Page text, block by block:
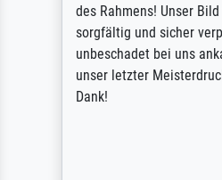
des Rahmens! Unser
sorgfältig und sicher
unbeschadet bei uns
unser letzter
Dank!